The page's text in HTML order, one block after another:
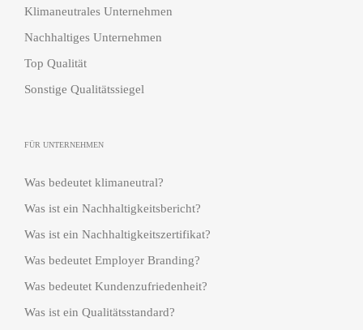
Klimaneutrales Unternehmen
Nachhaltiges Unternehmen
Top Qualität
Sonstige Qualitätssiegel
FÜR UNTERNEHMEN
Was bedeutet klimaneutral?
Was ist ein Nachhaltigkeitsbericht?
Was ist ein Nachhaltigkeitszertifikat?
Was bedeutet Employer Branding?
Was bedeutet Kundenzufriedenheit?
Was ist ein Qualitätsstandard?